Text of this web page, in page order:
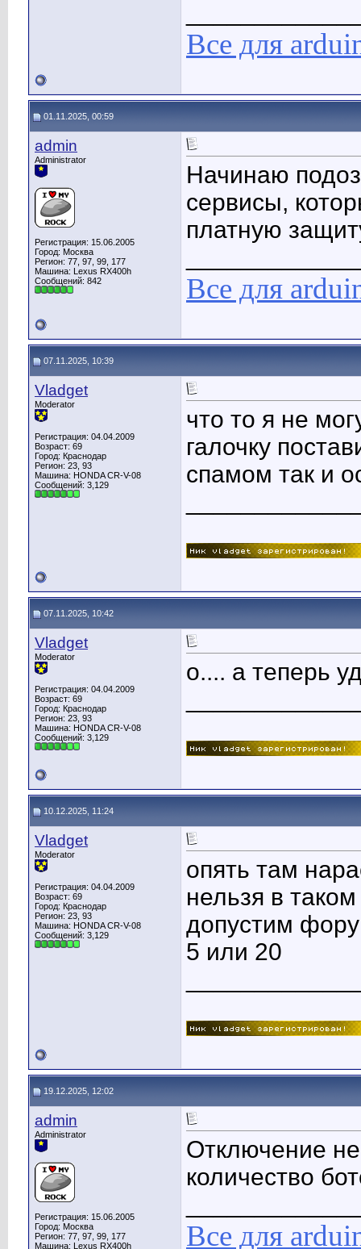
Все для
01.11.2025, 00:59
admin
Administrator
Регистрация: 15.06.2005
Город: Москва
Регион: 77, 97, 99, 177
Машина: Lexus RX400h
Сообщений: 842
Начинаю
сервисы,
платную
Все для
07.11.2025, 10:39
Vladget
Moderator
Регистрация: 04.04.2009
Возраст: 69
Город: Краснодар
Регион: 23, 93
Машина: HONDA CR-V-08
Сообщений: 3,129
что то я не
галочку
спамом так и
07.11.2025, 10:42
Vladget
Moderator
Регистрация: 04.04.2009
Возраст: 69
Город: Краснодар
Регион: 23, 93
Машина: HONDA CR-V-08
Сообщений: 3,129
о.... а теперь
10.12.2025, 11:24
Vladget
Moderator
Регистрация: 04.04.2009
Возраст: 69
Город: Краснодар
Регион: 23, 93
Машина: HONDA CR-V-08
Сообщений: 3,129
опять там
нельзя в
допустим
5 или 20
19.12.2025, 12:02
admin
Administrator
Регистрация: 15.06.2005
Город: Москва
Регион: 77, 97, 99, 177
Машина: Lexus RX400h
Отключение
количество
Все для